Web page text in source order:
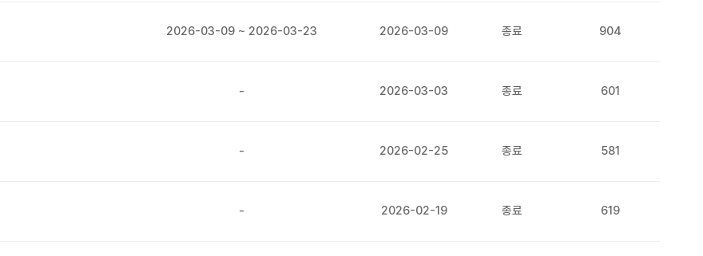
2026-03-09 ~ 2026-03-23 2026-03-09 종료 904
- 2026-03-03 종료 601
- 2026-02-25 종료 581
- 2026-02-19 종료 619